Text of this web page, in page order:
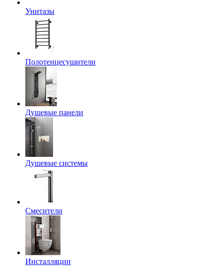
Унитазы
Полотенцесушители
Душевые панели
Душевые системы
Смесители
Инсталляции